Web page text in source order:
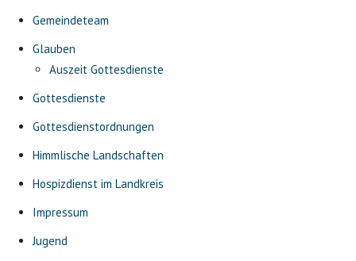
Gemeindeteam
Glauben
Auszeit Gottesdienste
Gottesdienste
Gottesdienstordnungen
Himmlische Landschaften
Hospizdienst im Landkreis
Impressum
Jugend